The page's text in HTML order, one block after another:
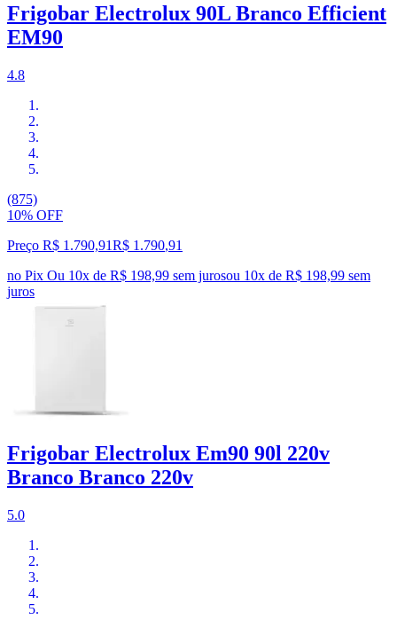
Frigobar Electrolux 90L Branco Efficient
EM90
4.8
(875)
10% OFF
Preço R$ 1.790,91R$ 1.790,91
no Pix Ou 10x de R$ 198,99 sem jurosou 10x de R$ 198,99 sem
juros
Frigobar Electrolux Em90 90l 220v
Branco Branco 220v
5.0